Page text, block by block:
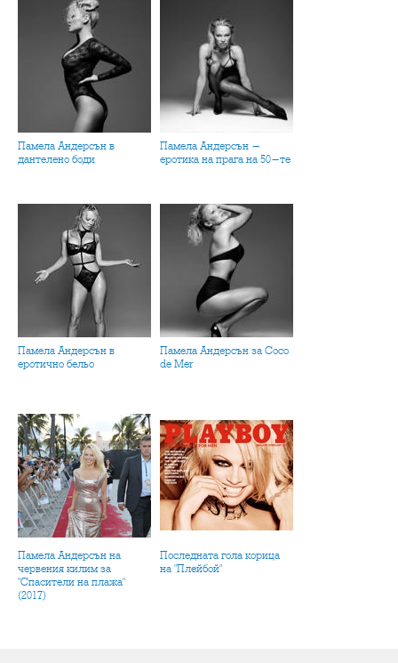
Памела Андерсън в
дантелено боди
Памела Андерсън -
еротика на прага на 50-те
Памела Андерсън в
еротично бельо
Памела Андерсън за Coco
de Mer
Памела Андерсън на
червения килим за
"Спасители на плажа"
(2017)
Последната гола корица
на "Плейбой"